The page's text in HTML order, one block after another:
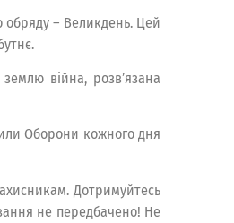
обряду – Великдень. Цей
війна, розв’язана
Оборони кожного дня
Дотримуйтесь
не передбачено! Не